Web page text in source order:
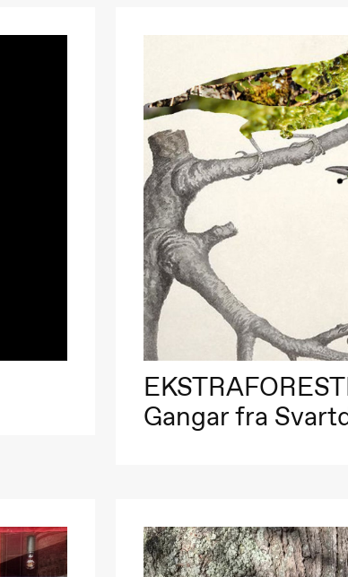
Store scene (Black Box teater)
Store scene (Black Box teater)
Gangar fra